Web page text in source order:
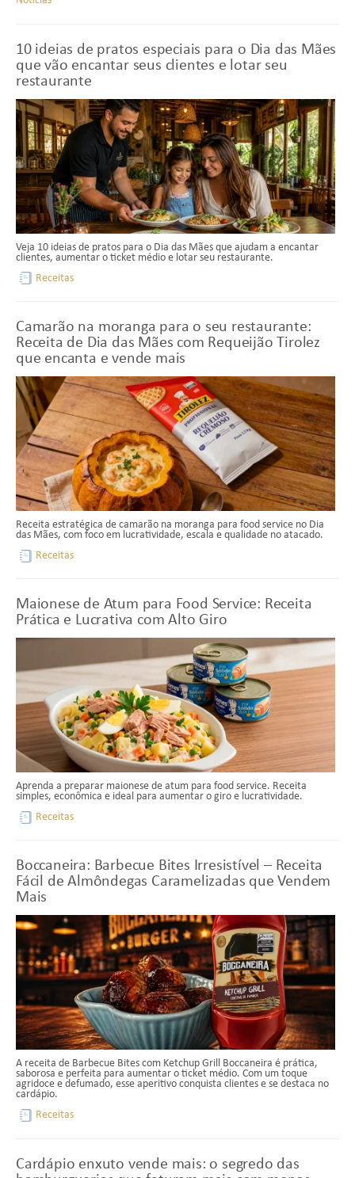
10 ideias de pratos especiais para o Dia das Mães
que vão encantar seus clientes e lotar seu
restaurante
Veja 10 ideias de pratos para o Dia das Mães que ajudam a encantar
clientes, aumentar o ticket médio e lotar seu restaurante.
Receitas
Camarão na moranga para o seu restaurante:
Receita de Dia das Mães com Requeijão Tirolez
que encanta e vende mais
Receita estratégica de camarão na moranga para food service no Dia
das Mães, com foco em lucratividade, escala e qualidade no atacado.
Receitas
Maionese de Atum para Food Service: Receita
Prática e Lucrativa com Alto Giro
Aprenda a preparar maionese de atum para food service. Receita
simples, econômica e ideal para aumentar o giro e lucratividade.
Receitas
Boccaneira: Barbecue Bites Irresistível – Receita
Fácil de Almôndegas Caramelizadas que Vendem
Mais
A receita de Barbecue Bites com Ketchup Grill Boccaneira é prática,
saborosa e perfeita para aumentar o ticket médio. Com um toque
agridoce e defumado, esse aperitivo conquista clientes e se destaca no
cardápio.
Receitas
Cardápio enxuto vende mais: o segredo das